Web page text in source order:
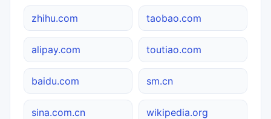
zhihu.com taobao.com
alipay.com toutiao.com
baidu.com sm.cn
sina.com.cn wikipedia.org